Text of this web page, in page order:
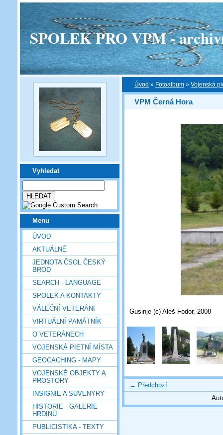
SPOLEK PRO VPM -
Vyhledat
Menu
ÚVOD
AKTUÁLNĚ
JEDNOTA ČSOL ČESKÝ
BROD
SEARCH - LANGUAGE
SPOLEK A KONTAKTY
VÁLEČNÍ VETERÁNI
VIRTUÁLNÍ PAMÁTNÍK
O VETERÁNECH
VOJENSKÁ PIETNÍ MÍSTA
GEOCACHING - MAPY
VOJENSKÉ OBJEKTY A
PROSTORY
INSIGNIE A SUVENYRY
HISTORIE - GALERIE
HRDINŮ
PUBLICISTIKA - TEXTY
Úvod » Fotoalbum » Vojenská
VPM Černá Hora
Gusinje (c) Aleš Fodor, 2008
← Předchozí